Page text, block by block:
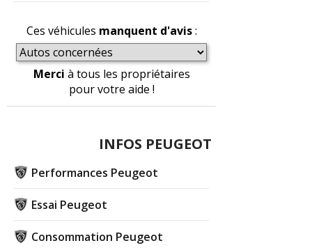
Ces véhicules manquent d'avis:
Merci à tous les propriétaires
pour votre aide !
INFOS PEUGEOT
Performances Peugeot
Essai Peugeot
Consommation Peugeot